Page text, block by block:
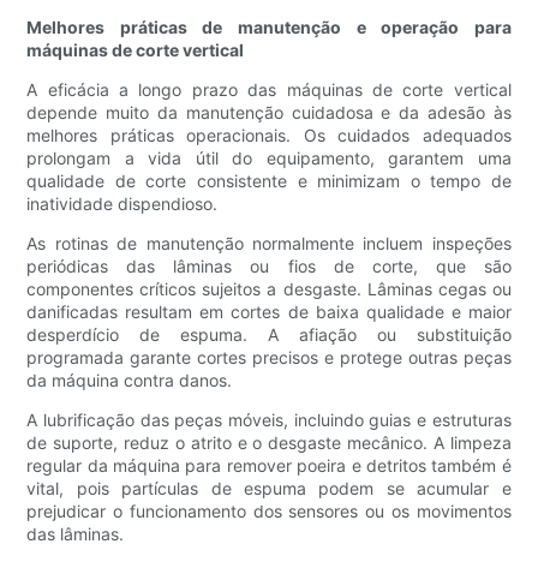
Melhores práticas de manutenção e operação para
máquinas de corte vertical
A eficácia a longo prazo das máquinas de corte vertical
depende muito da manutenção cuidadosa e da adesão às
melhores práticas operacionais. Os cuidados adequados
prolongam a vida útil do equipamento, garantem uma
qualidade de corte consistente e minimizam o tempo de
inatividade dispendioso.
As rotinas de manutenção normalmente incluem inspeções
periódicas das lâminas ou fios de corte, que são
componentes críticos sujeitos a desgaste. Lâminas cegas ou
danificadas resultam em cortes de baixa qualidade e maior
desperdício de espuma. A afiação ou substituição
programada garante cortes precisos e protege outras peças
da máquina contra danos.
A lubrificação das peças móveis, incluindo guias e estruturas
de suporte, reduz o atrito e o desgaste mecânico. A limpeza
regular da máquina para remover poeira e detritos também é
vital, pois partículas de espuma podem se acumular e
prejudicar o funcionamento dos sensores ou os movimentos
das lâminas.